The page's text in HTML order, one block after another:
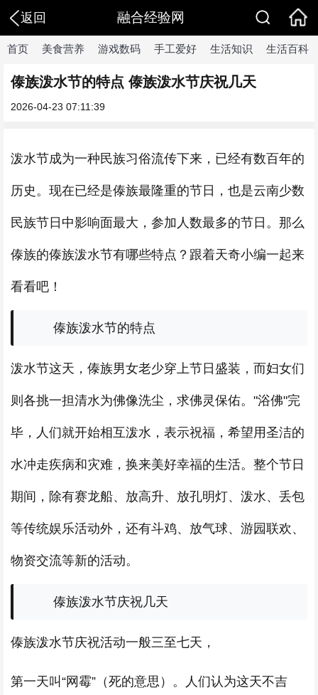
返回 融合经验网
首页 美食营养 游戏数码 手工爱好 生活知识 生活百科
傣族泼水节的特点 傣族泼水节庆祝几天
2026-04-23 07:11:39
泼水节成为一种民族习俗流传下来，已经有数百年的
历史。现在已经是傣族最隆重的节日，也是云南少数
民族节日中影响面最大，参加人数最多的节日。那么
傣族的傣族泼水节有哪些特点？跟着天奇小编一起来
看看吧！
傣族泼水节的特点
泼水节这天，傣族男女老少穿上节日盛装，而妇女们
则各挑一担清水为佛像洗尘，求佛灵保佑。"浴佛"完
毕，人们就开始相互泼水，表示祝福，希望用圣洁的
水冲走疾病和灾难，换来美好幸福的生活。整个节日
期间，除有赛龙船、放高升、放孔明灯、泼水、丢包
等传统娱乐活动外，还有斗鸡、放气球、游园联欢、
物资交流等新的活动。
傣族泼水节庆祝几天
傣族泼水节庆祝活动一般三至七天，
第一天叫“网霉”（死的意思）。人们认为这天不吉